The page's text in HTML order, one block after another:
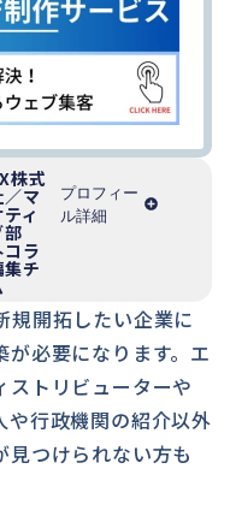
株式
マ
ィ
部
ラ
チ
プロフィー
ル詳細
規開拓したい企業に
が必要になります。エ
ストリビューターや
や行政機関の紹介以外
見つけられない方も